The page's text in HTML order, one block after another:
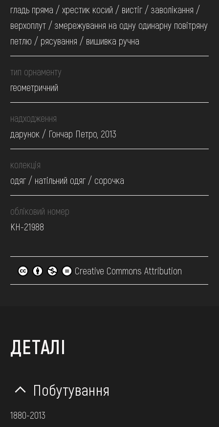
гладь пряма / хрестик косий / вистіг / заволікання /
верхоплут / змережування на одну одинарну повітряну
петлю / рясування / вишивка ручна
тип орнаменту
геометричний
надходження
дарунок / Гончар Петро, 2013
колекція
одяг / натільний одяг / сорочка
обліковий номер
КН-21988
Creative Commons Attribution
ДЕТАЛІ
Побутування
1880-2013